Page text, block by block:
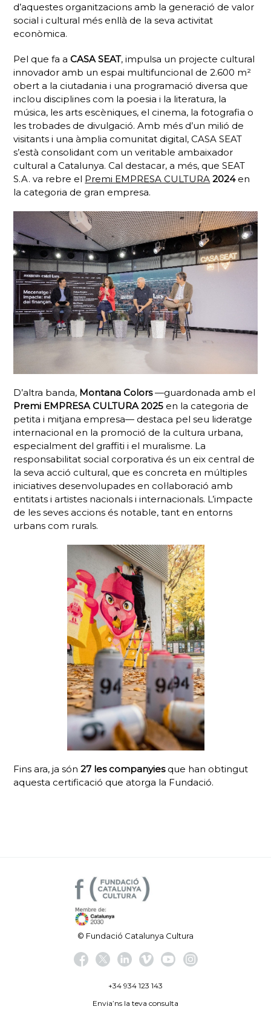
d’aquestes organitzacions amb la generació de valor
social i cultural més enllà de la seva activitat
econòmica.
Pel que fa aCASA SEAT, impulsa un projecte cultural
innovador amb un espai multifuncional de 2.600 m²
obert a la ciutadania i una programació diversa que
inclou disciplines com la poesia i la literatura, la
música, les arts escèniques, el cinema, la fotografia o
les trobades de divulgació. Amb més d’un milió de
visitants i una àmplia comunitat digital, CASA SEAT
s’està consolidant com un veritable ambaixador
cultural a Catalunya. Cal destacar, a més, que SEAT
S.A. va rebre el Premi EMPRESA CULTURA 2024en
la categoria de gran empresa.
D’altra banda, Montana Colors—guardonada amb el
Premi EMPRESA CULTURA 2025 en la categoria de
petita i mitjana empresa— destaca pel seu lideratge
internacional en la promoció de la cultura urbana,
especialment del graffiti i el muralisme. La
responsabilitat social corporativa és un eix central de
la seva acció cultural, que es concreta en múltiples
iniciatives desenvolupades en col·laboració amb
entitats i artistes nacionals i internacionals. L’impacte
de les seves accions és notable, tant en entorns
urbans com rurals.
Fins ara, ja són27 les companyiesque han obtingut
aquesta certificació que atorga la Fundació.
© Fundació Catalunya Cultura
+34 934 123 143
Envia’ns la teva consulta